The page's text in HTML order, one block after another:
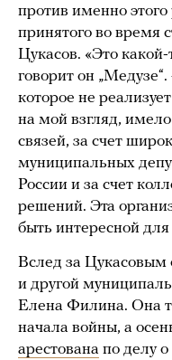
против именно
принятого во
Цукасов. «Это
говорит он
которое не
на мой взгляд,
связей, за счет
муниципальных
России и за счет
решений. Эта
быть интересной
Вслед за Цукасовым
и другой
Елена Филина. Она
начала войны, а
арестована по делу